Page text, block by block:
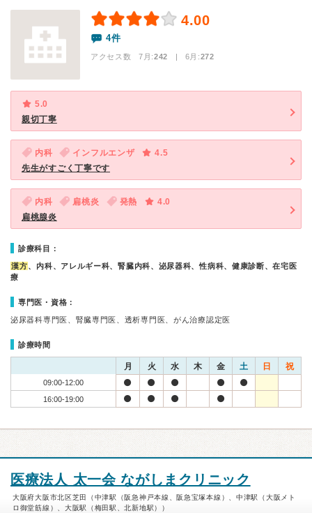
4.00
4件
アクセス数 7月:242 | 6月:272
5.0
親切丁寧
内科 インフルエンザ
4.5
先生がすごく丁寧です
内科 扁桃炎 発熱
4.0
扁桃腺炎
診療科目：
漢方、内科、アレルギー科、腎臓内科、泌尿器科、性病科、健康診断、在宅医
療
専門医・資格：
泌尿器科専門医、腎臓専門医、透析専門医、がん治療認定医
診療時間
月 火 水 木 金 土 日 祝
09:00-12:00
16:00-19:00
医療法人 太一会 ながしまクリニック
大阪府大阪市北区芝田（中津駅（阪急神戸本線、阪急宝塚本線）、中津駅（大阪メト
ロ御堂筋線）、大阪駅（梅田駅、北新地駅））